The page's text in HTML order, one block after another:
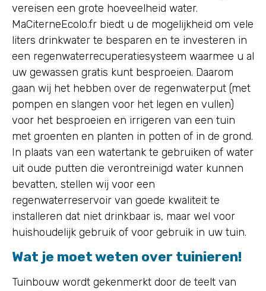
vereisen een grote hoeveelheid water.
MaCiterneEcolo.fr biedt u de mogelijkheid om vele
liters drinkwater te besparen en te investeren in
een regenwaterrecuperatiesysteem waarmee u al
uw gewassen gratis kunt besproeien. Daarom
gaan wij het hebben over de regenwaterput (met
pompen en slangen voor het legen en vullen)
voor het besproeien en irrigeren van een tuin
met groenten en planten in potten of in de grond.
In plaats van een watertank te gebruiken of water
uit oude putten die verontreinigd water kunnen
bevatten, stellen wij voor een
regenwaterreservoir van goede kwaliteit te
installeren dat niet drinkbaar is, maar wel voor
huishoudelijk gebruik of voor gebruik in uw tuin.
Wat je moet weten over tuinieren!
Tuinbouw wordt gekenmerkt door de teelt van